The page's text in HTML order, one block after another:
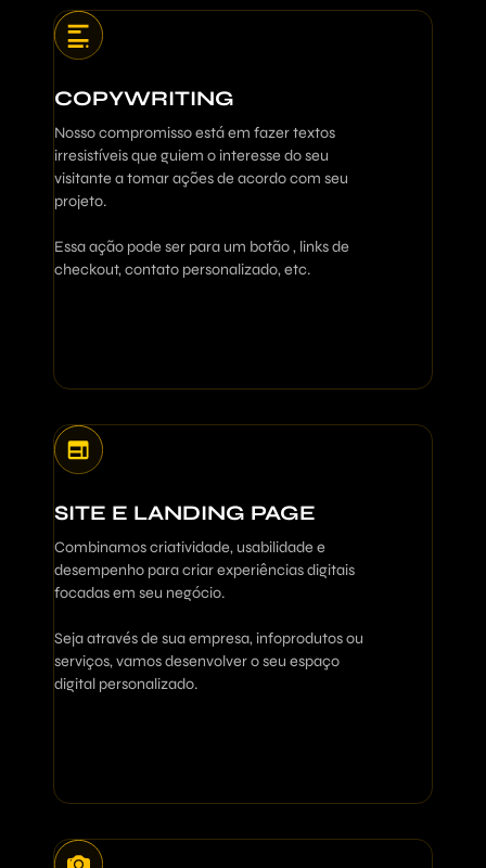
COPYWRITING
Nosso compromisso está em fazer textos
irresistíveis que guiem o interesse do seu
visitante a tomar ações de acordo com seu
projeto.
Essa ação pode ser para um botão , links de
checkout, contato personalizado, etc.
SITE E LANDING PAGE
Combinamos criatividade, usabilidade e
desempenho para criar experiências digitais
focadas em seu negócio.
Seja através de sua empresa, infoprodutos ou
serviços, vamos desenvolver o seu espaço
digital personalizado.